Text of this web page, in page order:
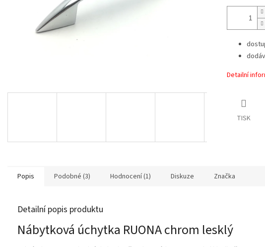
Detailní
TISK
Popis Podobné (3) Hodnocení (1) Diskuze Značka
Detailní popis produktu
Nábytková úchytka RUONA chrom lesklý